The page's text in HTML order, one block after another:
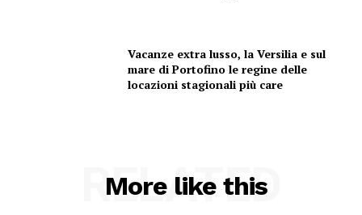
Vacanze extra lusso, la Versilia e sul
mare di Portofino le regine delle
locazioni stagionali più care
More like this
RELATED